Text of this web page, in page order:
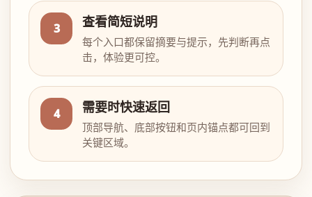
3 查看简短说明
每个入口都保留摘要与提示，先判断再点
击，体验更可控。
4 需要时快速返回
顶部导航、底部按钮和页内锚点都可回到
关键区域。